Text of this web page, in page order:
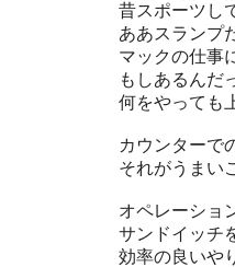
昔スポーツし
ああスランプ
マックの仕事
もしあるんだ
何をやっても
カウンターで
それがうまい
オペレーショ
サンドイッチ
効率の良いや